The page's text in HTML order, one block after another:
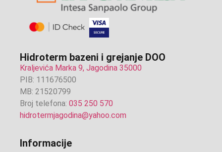
Hidroterm bazeni i grejanje DOO
Kraljevića Marka 9, Jagodina 35000
PIB: 111676500
MB: 21520799
Broj telefona: 035 250 570
hidrotermjagodina@yahoo.com
Informacije